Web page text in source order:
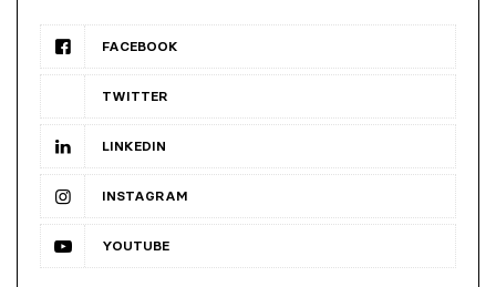
FACEBOOK
TWITTER
LINKEDIN
INSTAGRAM
YOUTUBE